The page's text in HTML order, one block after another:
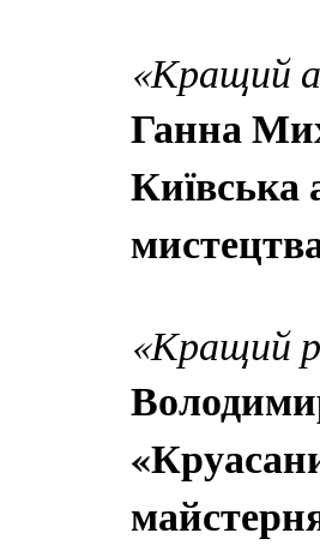
«Кращий
Ганна
Київська
«Кращий